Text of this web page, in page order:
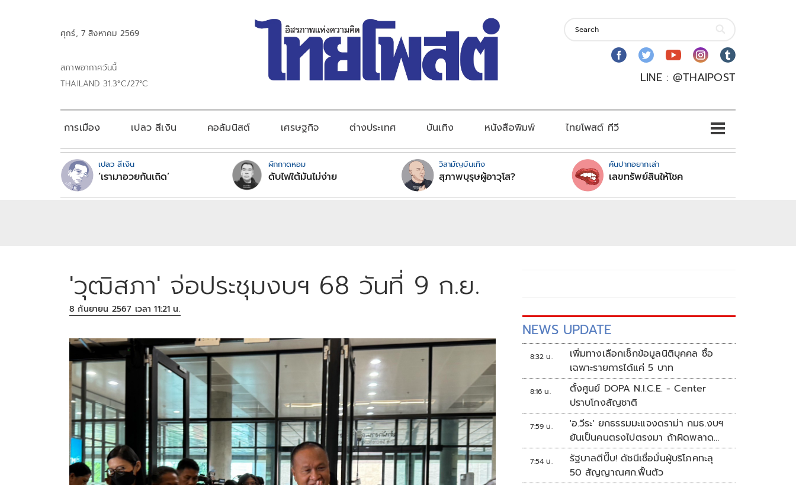
ศุกร์, 7 สิงหาคม 2569
สภาพอากาศวันนี้
THAILAND 31.3°C/27°C
LINE : @THAIPOST
การเมือง เปลว สีเงิน คอลัมนิสต์ เศรษฐกิจ ต่างประเทศ บันเทิง หนังสือพิมพ์ ไทยโพสต์ ทีวี
เปลว สีเงิน
‘เรามาอวยกันเถิด’
ผักกาดหอม
ดับไฟใต้มันไม่ง่าย
วิสามัญบันเทิง
สุภาพบุรุษผู้อาวุโส?
คันปากอยากเล่า
เลขทรัพย์สินให้โชค
'วุฒิสภา' จ่อประชุมงบฯ 68 วันที่ 9 ก.ย.
8 กันยายน 2567 เวลา 11:21 น.
NEWS UPDATE
8:32 น.
เพิ่มทางเลือกเช็กข้อมูลนิติบุคคล ซื้อ
เฉพาะรายการได้แค่ 5 บาท
8:16 น.
ตั้งศูนย์ DOPA N.I.C.E. - Center
ปราบโกงสัญชาติ
7:59 น.
'อ.วีระ' ยกธรรมมะแจงดราม่า กมธ.งบฯ
ยันเป็นคนตรงไปตรงมา ถ้าผิดพลาด
พร้อมขอโทษ
7:54 น.
รัฐบาลตีปี๊บ! ดัชนีเชื่อมั่นผู้บริโภคทะลุ
50 สัญญาณศก.ฟื้นตัว